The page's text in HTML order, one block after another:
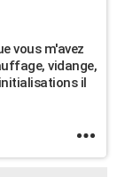
vous m'avez
vidange,
il